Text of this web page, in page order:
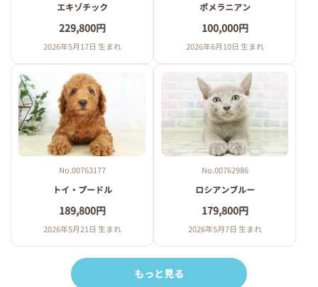
エキゾチック
229,800円
2026年5月17日 生まれ
ポメラニアン
100,000円
2026年6月10日 生まれ
No.00763177
トイ・プードル
189,800円
2026年5月21日 生まれ
No.00762986
ロシアンブルー
179,800円
2026年5月7日 生まれ
もっと見る